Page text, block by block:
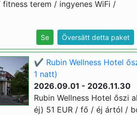
fitness terem / ingyenes WiFi /
Se Översätt detta paket
✔️ Rubin Wellness Hotel
1 natt)
2026.09.01 - 2026.11.30
Rubin Wellness Hotel őszi
éj) 51 EUR / fő / éj ártól /